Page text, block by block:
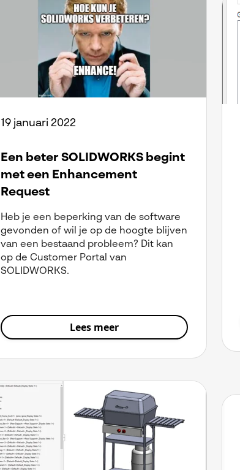
19 januari 2022
Een beter SOLIDWORKS begint
met een Enhancement
Request
Heb je een beperking van de software
gevonden of wil je op de hoogte blijven
van een bestaand probleem? Dit kan
op de Customer Portal van
SOLIDWORKS.
Lees meer